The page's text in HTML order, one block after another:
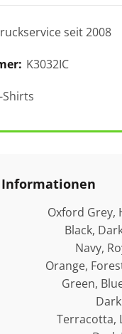
seit 2008
K3032IC
Shirts
Oxford Grey,
Black,
Navy,
Orange,
Green,
Terracotta,